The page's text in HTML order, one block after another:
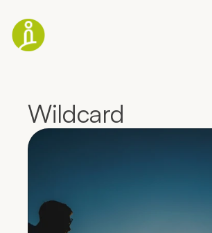
Business-Coaching
Wildcard